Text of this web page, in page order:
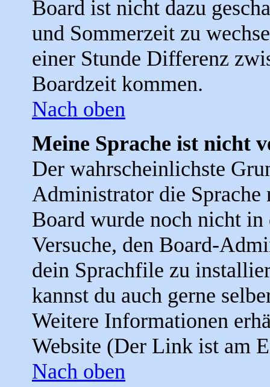
Board ist nicht dazu
und Sommerzeit zu
einer Stunde Differenz
Boardzeit kommen.
Nach oben
Meine Sprache ist nicht
Der wahrscheinlichste
Administrator die
Board wurde noch nicht in
Versuche, den Board-
dein Sprachfile zu
kannst du auch gerne
Weitere Informationen
Website (Der Link ist am
Nach oben